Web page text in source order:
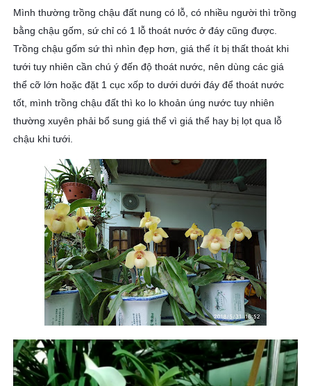
Mình thường trồng chậu đất nung có lỗ, có nhiều người thì trồng
bằng chậu gốm, sứ chỉ có 1 lỗ thoát nước ở đáy cũng được.
Trồng chậu gốm sứ thì nhìn đẹp hơn, giá thể ít bị thất thoát khi
tưới tuy nhiên cần chú ý đến độ thoát nước, nên dùng các giá
thể cỡ lớn hoặc đặt 1 cục xốp to dưới dưới đáy để thoát nước
tốt, mình trồng chậu đất thì ko lo khoản úng nước tuy nhiên
thường xuyên phải bổ sung giá thể vì giá thể hay bị lọt qua lỗ
chậu khi tưới.